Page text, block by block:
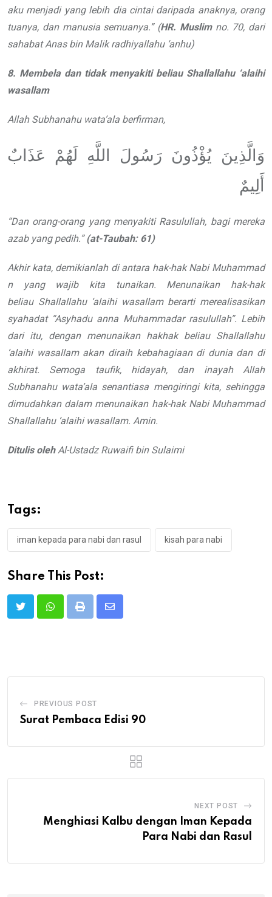
aku menjadi yang lebih dia cintai daripada anaknya, orang
tuanya, dan manusia semuanya.” (HR. Muslim no. 70, dari
sahabat Anas bin Malikradhiyallahu ‘anhu)
8. Membela dan tidak menyakiti beliau Shallallahu ‘alaihi
wasallam
Allah Subhanahu wata’ala berfirman,
وَالَّذِينَ يُؤْذُونَ رَسُولَ اللَّهِ لَهُمْ عَذَابٌ
أَلِيمٌ
“Dan orang-orang yang menyakiti Rasulullah, bagi mereka
azab yang pedih.” (at-Taubah: 61)
Akhir kata, demikianlah di antara hak-hak Nabi Muhammad
n
yang wajib
kita tunaikan. Menunaikan hak-hak
beliau Shallallahu ‘alaihi wasallam berarti merealisasikan
syahadat “Asyhadu anna Muhammadar rasulullah”. Lebih
dari itu, dengan menunaikan hakhak beliau Shallallahu
‘alaihi wasallam akan diraih kebahagiaan di dunia dan di
akhirat.
Semoga taufik, hidayah, dan inayah
Allah
Subhanahu wata’ala senantiasa mengiringi kita, sehingga
dimudahkan dalam menunaikan hak-hak Nabi Muhammad
Shallallahu ‘alaihi wasallam. Amin.
Ditulis olehAl-Ustadz Ruwaifi bin Sulaimi
Tags:
iman kepada para nabi dan rasul kisah para nabi
Share This Post:
Print
Share
PREVIOUS POST
Surat Pembaca Edisi 90
NEXT POST
Menghiasi Kalbu dengan Iman Kepada
Para Nabi dan Rasul